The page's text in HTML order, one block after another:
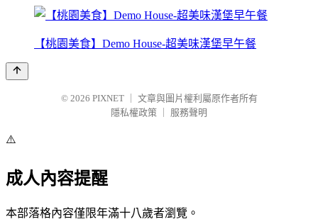
【桃園美食】Demo House-超美味漢堡早午餐
© 2026 PIXNET
文章與圖片權利屬原作者所有
隱私權政策
服務聲明
⚠️
成人內容提醒
本部落格內容僅限年滿十八歲者瀏覽。